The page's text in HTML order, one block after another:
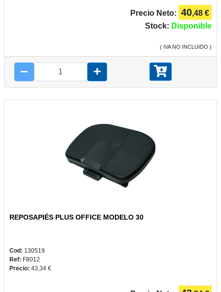
Precio Neto: 40,48 €
Stock: Disponible
( IVA NO INCLUIDO )
REPOSAPIÉS PLUS OFFICE MODELO 30
Cod: 130519
Ref: F8012
Precio: 43,34 €